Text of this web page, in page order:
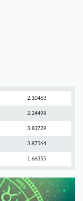
2.10463
2.24498
3.83729
3.87564
1.66355